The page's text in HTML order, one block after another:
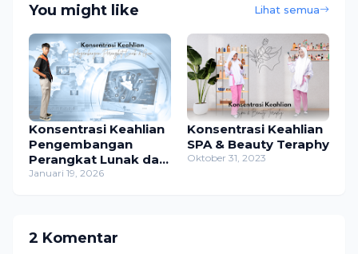
You might like Lihat semua
Konsentrasi Keahlian
Pengembangan
Perangkat Lunak dan
Gim (PPLG): Menjadi
Januari 19, 2026
Konsentrasi Keahlian
SPA & Beauty Teraphy
Oktober 31, 2023
2 Komentar